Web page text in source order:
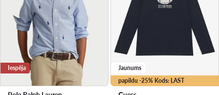
Iespēja
papildu -25% Kods: LAST
Jaunums